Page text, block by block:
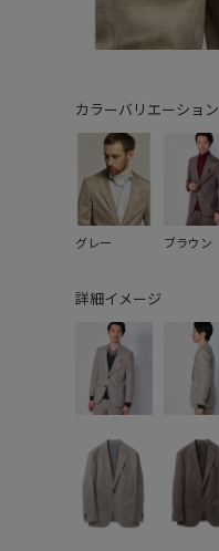
カラーバリエーション
グレー ブラウン
詳細イメージ